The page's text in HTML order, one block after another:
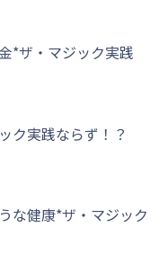
*ザ・マジック実践
ク実践ならず！？
な健康*ザ・マジック